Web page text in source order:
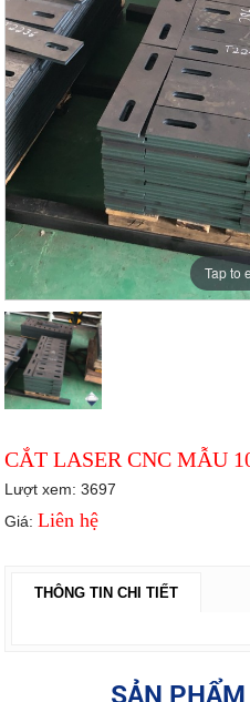
Tap to
CẮT LASER CNC MẪU
Lượt xem: 3697
Giá: Liên hệ
THÔNG TIN CHI TIẾT
SẢN